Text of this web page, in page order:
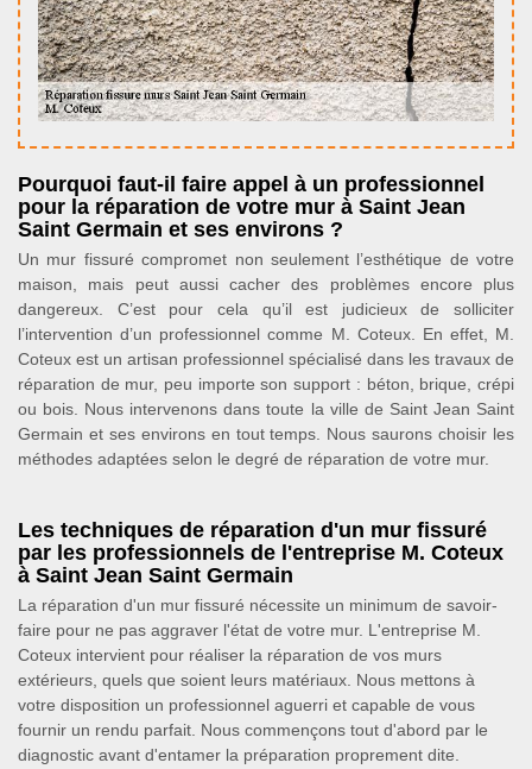
Pourquoi faut-il faire appel à un professionnel
pour la réparation de votre mur à Saint Jean
Saint Germain et ses environs ?
Un mur fissuré compromet non seulement l’esthétique de votre
maison, mais peut aussi cacher des problèmes encore plus
dangereux. C’est pour cela qu’il est judicieux de solliciter
l’intervention d’un professionnel comme M. Coteux. En effet, M.
Coteux est un artisan professionnel spécialisé dans les travaux de
réparation de mur, peu importe son support : béton, brique, crépi
ou bois. Nous intervenons dans toute la ville de Saint Jean Saint
Germain et ses environs en tout temps. Nous saurons choisir les
méthodes adaptées selon le degré de réparation de votre mur.
Les techniques de réparation d'un mur fissuré
par les professionnels de l'entreprise M. Coteux
à Saint Jean Saint Germain
La réparation d'un mur fissuré nécessite un minimum de savoir-
faire pour ne pas aggraver l'état de votre mur. L'entreprise M.
Coteux intervient pour réaliser la réparation de vos murs
extérieurs, quels que soient leurs matériaux. Nous mettons à
votre disposition un professionnel aguerri et capable de vous
fournir un rendu parfait. Nous commençons tout d'abord par le
diagnostic avant d'entamer la préparation proprement dite.